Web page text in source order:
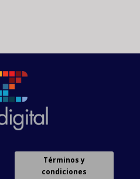
Términos y
condiciones